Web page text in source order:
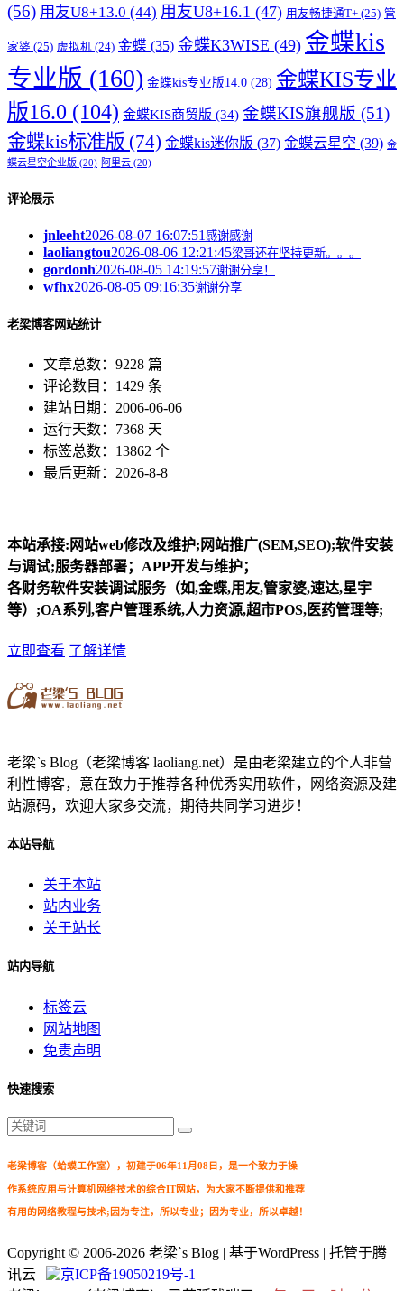
(56) 用友U8+13.0 (44) 用友U8+16.1 (47) 用友畅捷通T+ (25) 管
家婆 (25) 虚拟机 (24) 金蝶 (35) 金蝶K3WISE (49) 金蝶kis
专业版 (160) 金蝶kis专业版14.0 (28) 金蝶KIS专业
版16.0 (104) 金蝶KIS商贸版 (34) 金蝶KIS旗舰版 (51)
金蝶kis标准版 (74) 金蝶kis迷你版 (37) 金蝶云星空 (39) 金
蝶云星空企业版 (20) 阿里云 (20)
评论展示
jnleeht2026-08-07 16:07:51 感谢感谢
laoliangtou2026-08-06 12:21:45梁哥还在坚持更新。。。
gordonh2026-08-05 14:19:57谢谢分享！
wfhx2026-08-05 09:16:35谢谢分享
老梁博客网站统计
文章总数：9228 篇
评论数目：1429 条
建站日期：2006-06-06
运行天数：7368 天
标签总数：13862 个
最后更新：2026-8-8
本站承接:网站web修改及维护;网站推广(SEM,SEO);软件安装
与调试;服务器部署；APP开发与维护；
各财务软件安装调试服务（如,金蝶,用友,管家婆,速达,星宇
等）;OA系列,客户管理系统,人力资源,超市POS,医药管理等;
立即查看 了解详情
老梁`s Blog（老梁博客 laoliang.net）是由老梁建立的个人非营
利性博客，意在致力于推荐各种优秀实用软件，网络资源及建
站源码，欢迎大家多交流，期待共同学习进步！
本站导航
关于本站
站内业务
关于站长
站内导航
标签云
网站地图
免责声明
快速搜索
老梁博客（蛤蟆工作室），初建于06年11月08日，是一个致力于操
作系统应用与计算机网络技术的综合IT网站，为大家不断提供和推荐
有用的网络教程与技术;因为专注，所以专业；因为专业，所以卓越！
Copyright © 2006-2026 老梁`s Blog | 基于WordPress | 托管于腾
讯云 |
京ICP备19050219号-1